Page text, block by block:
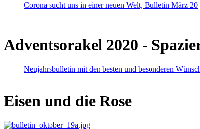
Corona sucht uns in einer neuen Welt, Bulletin März 20
Adventsorakel 2020 -
Neujahrsbulletin mit den besten und besonderen
Eisen und die Rose